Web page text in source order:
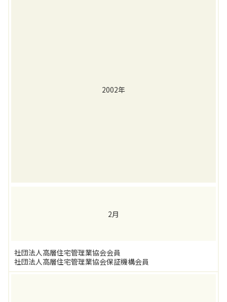
2002年
2月
社団法人高層住宅管理業協会会員
社団法人高層住宅管理業協会保証機構会員